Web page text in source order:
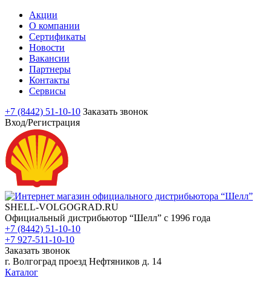
Акции
О компании
Сертификаты
Новости
Вакансии
Партнеры
Контакты
Сервисы
+7 (8442) 51-10-10 Заказать звонок
Вход/Регистрация
SHELL-VOLGOGRAD.RU
Официальный дистрибьютор “Шелл” с 1996 года
+7 (8442) 51-10-10
+7 927-511-10-10
Заказать звонок
г. Волгоград проезд Нефтяников д. 14
Каталог